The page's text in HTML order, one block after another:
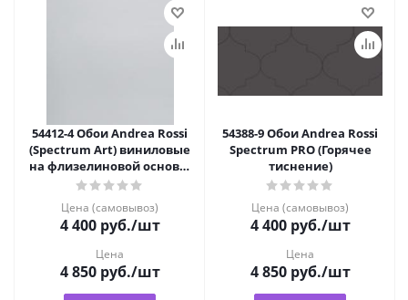
54412-4 Обои Andrea Rossi
(Spectrum Art) виниловые
на флизелиновой основе,
горячее тиснение
Цена (самовывоз)
4 400руб./шт
Цена
4 850руб./шт
54388-9 Обои Andrea Rossi
Spectrum PRO (Горячее
тиснение)
Цена (самовывоз)
4 400руб./шт
Цена
4 850руб./шт